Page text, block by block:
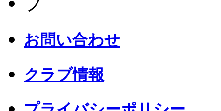
お問い合わせ
クラブ情報